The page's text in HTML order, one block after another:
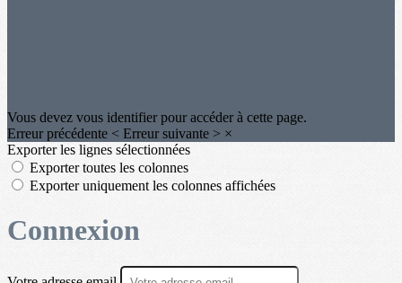
Vous devez vous identifier pour accéder à cette page.
Erreur précédente < Erreur suivante > ×
Exporter les lignes sélectionnées
Exporter toutes les colonnes
Exporter uniquement les colonnes affichées
Connexion